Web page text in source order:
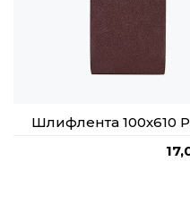
Шлифлента 100х610